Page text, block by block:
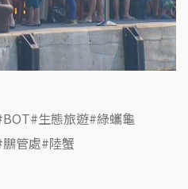
BOT 生態旅遊 綠蠵龜
鵬管處 陸蟹